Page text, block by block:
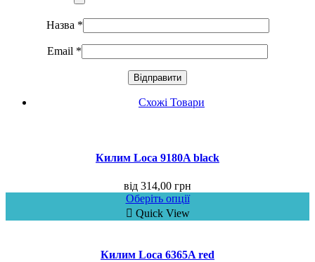
Назва *
Email *
Схожі Товари
Килим Loca 9180A black
від 314,00 грн
Оберіть опції
Quick View
Килим Loca 6365A red